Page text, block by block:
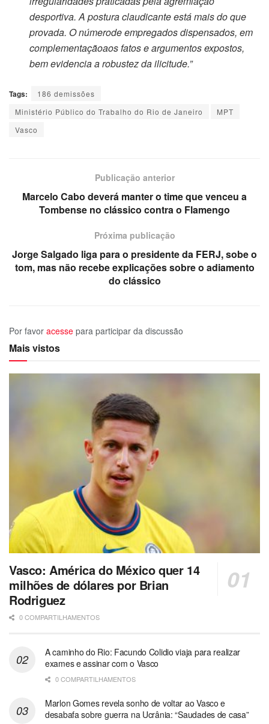
desportiva. A postura claudicante está mais do que
provada. O númerode empregados dispensados, em
complementaçãoaos fatos e argumentos expostos,
bem evidencia a robustez da ilicitude.”
Tags:
186 demissões
Ministério Público do Trabalho do Rio de Janeiro
MPT
Vasco
Publicação anterior
Marcelo Cabo deverá manter o time que venceu a
Tombense no clássico contra o Flamengo
Próxima publicação
Jorge Salgado liga para o presidente da FERJ, sobe o
tom, mas não recebe explicações sobre o adiamento
do clássico
Por favor acesse para participar da discussão
Mais vistos
Vasco: América do México quer 14
milhões de dólares por Brian
Rodriguez
0 COMPARTILHAMENTOS
A caminho do Rio: Facundo Colidio viaja para realizar
exames e assinar com o Vasco
0 COMPARTILHAMENTOS
Marlon Gomes revela sonho de voltar ao Vasco e
desabafa sobre guerra na Ucrânia: “Saudades de casa”